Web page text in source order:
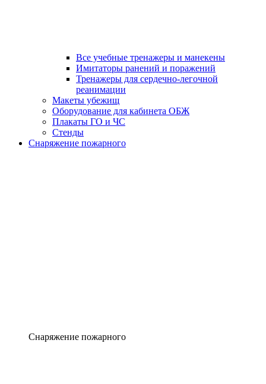
Все учебные тренажеры и манекены
Имитаторы ранений и поражений
Тренажеры для сердечно-легочной
реанимации
Макеты убежищ
Оборудование для кабинета ОБЖ
Плакаты ГО и ЧС
Стенды
Снаряжение пожарного
Снаряжение пожарного